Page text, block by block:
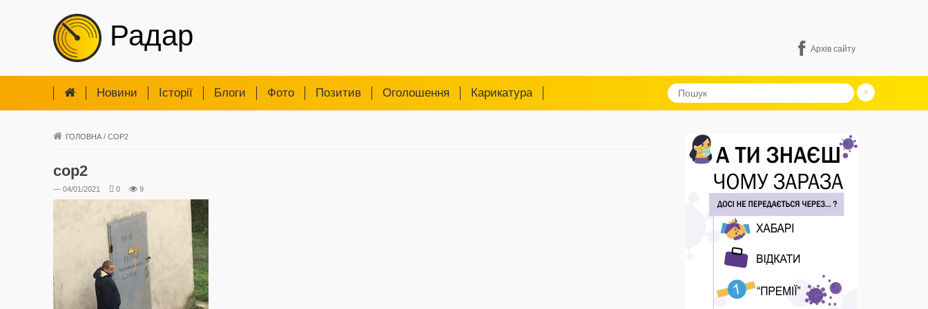
Радар Архів сайту
Новини Iсторії Блоги Фото Позитив Оголошення Карикатура
ГОЛОВНА / СОР2
сор2
— 04/01/2021 0 9